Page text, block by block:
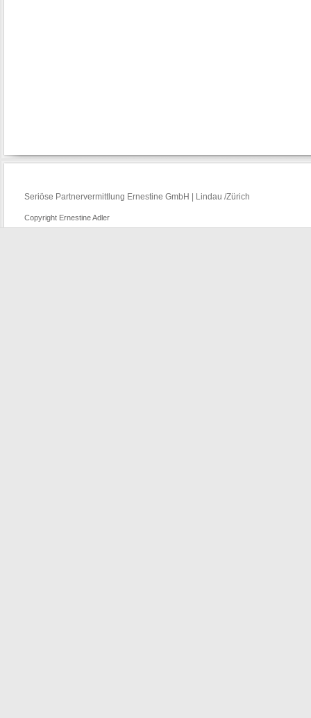
Seriöse Partnervermittlung Ernestine GmbH | Lindau /Zürich
Copyright Ernestine Adler